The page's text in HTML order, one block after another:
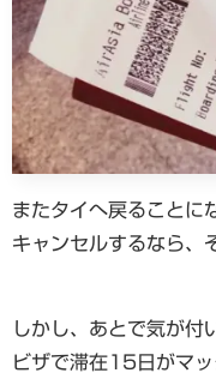
またタイへ戻ることに
キャンセルするなら、
しかし、あとで気が付
ビザで滞在15日がマッ